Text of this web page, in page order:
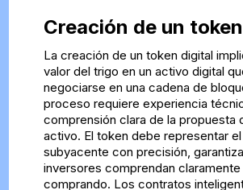
Creación de un
La creación de un token digital
valor del trigo en un activo digital
negociarse en una cadena de
proceso requiere experiencia
comprensión clara de la propuesta
activo. El token debe representar
subyacente con precisión,
inversores comprendan
comprando. Los contratos